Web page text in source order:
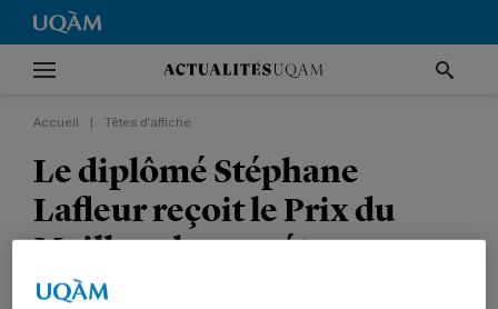
Accueil Têtes d'affiche
Le diplômé Stéphane
Lafleur reçoit le Prix du
Meilleur long métrage
narratif au Festival du film